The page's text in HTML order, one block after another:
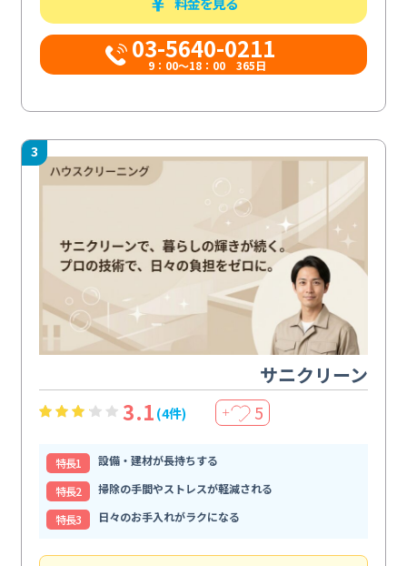
03-5640-0211
9：00～18：00 365日
3
サニクリーン
3.1 (4件) ＋ 5
特⻑1
設備・建材が長持ちする
特⻑2
掃除の手間やストレスが軽減される
特⻑3
日々のお手入れがラクになる